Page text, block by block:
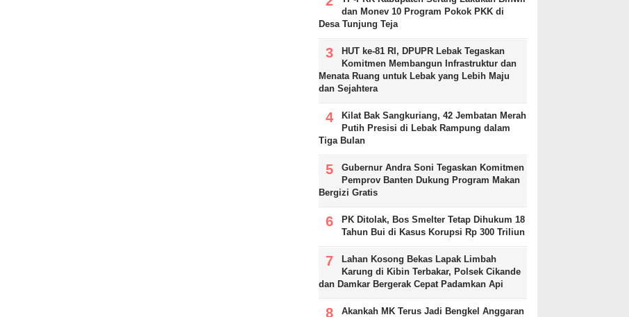
dan Monev 10 Program Pokok PKK di
Desa Tunjung Teja
HUT ke-81 RI, DPUPR Lebak Tegaskan
Komitmen Membangun Infrastruktur dan
Menata Ruang untuk Lebak yang Lebih Maju
dan Sejahtera
Kilat Bak Sangkuriang, 42 Jembatan Merah
Putih Presisi di Lebak Rampung dalam
Tiga Bulan
Gubernur Andra Soni Tegaskan Komitmen
Pemprov Banten Dukung Program Makan
Bergizi Gratis
PK Ditolak, Bos Smelter Tetap Dihukum 18
Tahun Bui di Kasus Korupsi Rp 300 Triliun
Lahan Kosong Bekas Lapak Limbah
Karung di Kibin Terbakar, Polsek Cikande
dan Damkar Bergerak Cepat Padamkan Api
Akankah MK Terus Jadi Bengkel Anggaran